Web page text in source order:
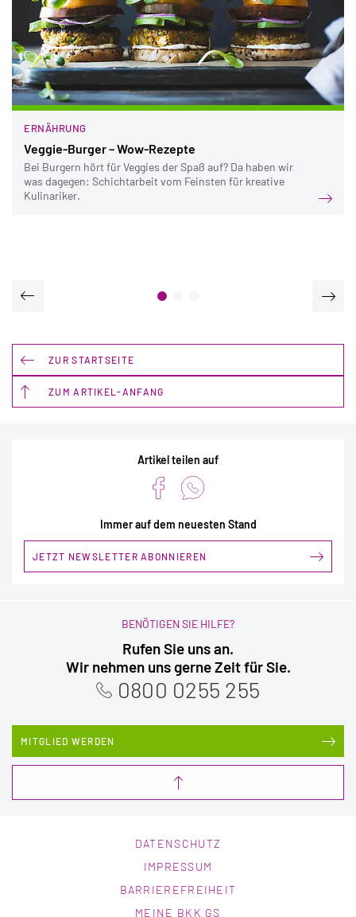
ERNÄHRUNG
Veggie-Burger – Wow-Rezepte
Bei Burgern hört für Veggies der Spaß auf? Da haben wir
was dagegen: Schichtarbeit vom Feinsten für kreative
Kulinariker.
ZUR STARTSEITE
ZUM ARTIKEL-ANFANG
Artikel teilen auf
Immer auf dem neuesten Stand
JETZT NEWSLETTER ABONNIEREN
BENÖTIGEN SIE HILFE?
Rufen Sie uns an.
Wir nehmen uns gerne Zeit für Sie.
0800 0255 255
MITGLIED WERDEN
DATENSCHUTZ
IMPRESSUM
BARRIEREFREIHEIT
MEINE BKK GS